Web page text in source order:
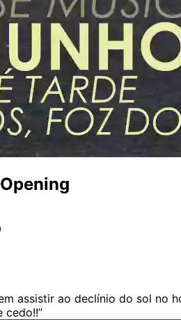
assistir ao declínio do sol no
cedo!!”